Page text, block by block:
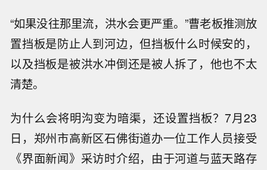
“如果没往那里流，洪水会更严重。”曹老板推测放
置挡板是防止人到河边，但挡板什么时候安的，
以及挡板是被洪水冲倒还是被人拆了，他也不太
清楚。
为什么会将明沟变为暗渠，还设置挡板？7月23
日，郑州市高新区石佛街道办一位工作人员接受
《界面新闻》采访时介绍，由于河道与蓝天路存